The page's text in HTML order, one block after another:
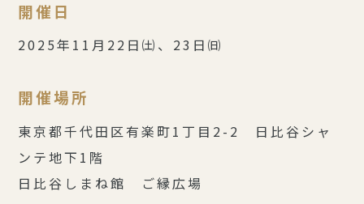
開催日
2025年11月22日㈯、23日㈰
開催場所
東京都千代田区有楽町1丁目2-2 日比谷シャ
ンテ地下1階
日比谷しまね館 ご縁広場